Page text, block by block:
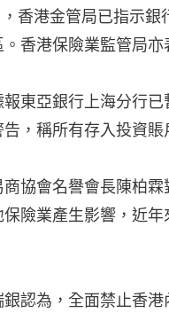
香港金管局已指示銀
香港保險業監管局
報東亞銀行上海分行
告，稱所有存入投資
商協會名譽會長陳柏
保險業產生影響，近
銀認為，全面禁止香